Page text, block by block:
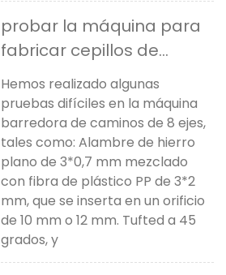
probar la máquina para
fabricar cepillos de
barrido de carreteras
Hemos realizado algunas
pruebas difíciles en la máquina
barredora de caminos de 8 ejes,
tales como: Alambre de hierro
plano de 3*0,7 mm mezclado
con fibra de plástico PP de 3*2
mm, que se inserta en un orificio
de 10 mm o 12 mm. Tufted a 45
grados, y